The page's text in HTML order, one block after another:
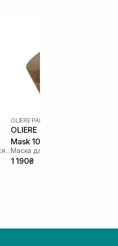
Есенція для зволоження волосся "Дзеркальна глазур"
OLIERE PARIS
OLIERE PARIS Ordinaire Hair
Mask 100 мл
1 190₴